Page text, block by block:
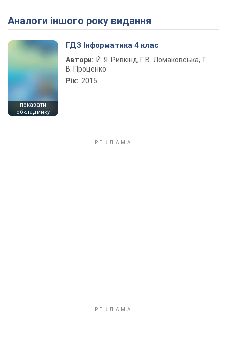
Play Video
Аналоги іншого року видання
показати
обкладинку
ГДЗ Інформатика 4 клас
Автори: Й. Я. Ривкінд, Г. В. Ломаковська, Т.
В. Проценко
Рік: 2015